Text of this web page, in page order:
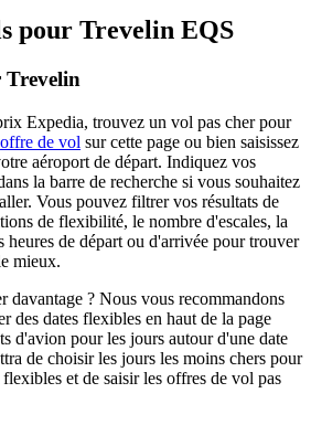
pour Trevelin EQS
Trevelin
Expedia, trouvez un vol pas cher pour
offre de vol sur cette page ou bien saisissez
aéroport de départ. Indiquez vos
la barre de recherche si vous souhaitez
Vous pouvez filtrer vos résultats de
de flexibilité, le nombre d'escales, la
heures de départ ou d'arrivée pour trouver
mieux.
davantage ? Nous vous recommandons
des dates flexibles en haut de la page
d'avion pour les jours autour d'une date
de choisir les jours les moins chers pour
et de saisir les offres de vol pas